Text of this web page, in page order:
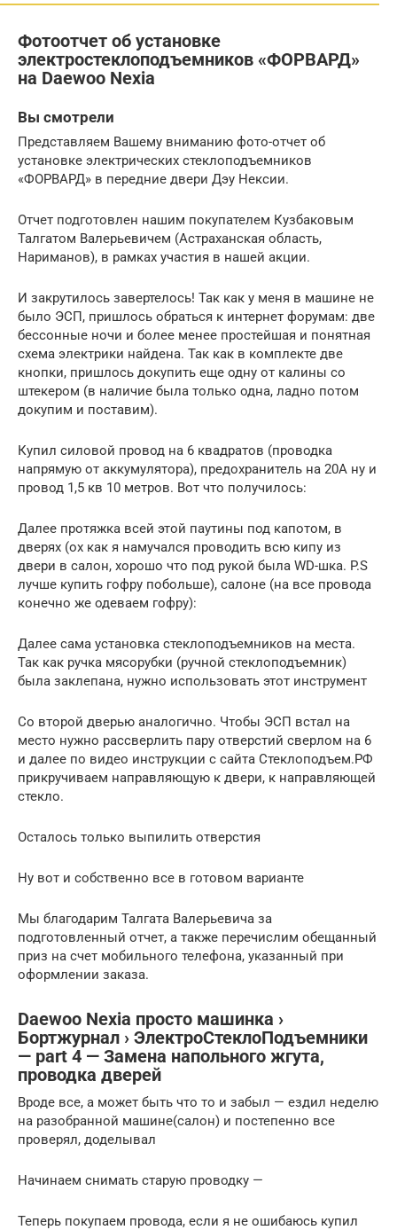
Фотоотчет об установке
электростеклоподъемников «ФОРВАРД»
на Daewoo Nexia
Вы смотрели
Представляем Вашему вниманию фото-отчет об
установке электрических стеклоподъемников
«ФОРВАРД» в передние двери Дэу Нексии.
Отчет подготовлен нашим покупателем Кузбаковым
Талгатом Валерьевичем (Астраханская область,
Нариманов), в рамках участия в нашей акции.
И закрутилось завертелось! Так как у меня в машине не
было ЭСП, пришлось обраться к интернет форумам: две
бессонные ночи и более менее простейшая и понятная
схема электрики найдена. Так как в комплекте две
кнопки, пришлось докупить еще одну от калины со
штекером (в наличие была только одна, ладно потом
докупим и поставим).
Купил силовой провод на 6 квадратов (проводка
напрямую от аккумулятора), предохранитель на 20А ну и
провод 1,5 кв 10 метров. Вот что получилось:
Далее протяжка всей этой паутины под капотом, в
дверях (ох как я намучался проводить всю кипу из
двери в салон, хорошо что под рукой была WD-шка. P.S
лучше купить гофру побольше), салоне (на все провода
конечно же одеваем гофру):
Далее сама установка стеклоподъемников на места.
Так как ручка мясорубки (ручной стеклоподъемник)
была заклепана, нужно использовать этот инструмент
Со второй дверью аналогично. Чтобы ЭСП встал на
место нужно рассверлить пару отверстий сверлом на 6
и далее по видео инструкции с сайта Стеклоподъем.РФ
прикручиваем направляющую к двери, к направляющей
стекло.
Осталось только выпилить отверстия
Ну вот и собственно все в готовом варианте
Мы благодарим Талгата Валерьевича за
подготовленный отчет, а также перечислим обещанный
приз на счет мобильного телефона, указанный при
оформлении заказа.
Daewoo Nexia просто машинка ›
Бортжурнал › ЭлектроСтеклоПодъемники
— part 4 — Замена напольного жгута,
проводка дверей
Вроде все, а может быть что то и забыл — ездил неделю
на разобранной машине(салон) и постепенно все
проверял, доделывал
Начинаем снимать старую проводку —
Теперь покупаем провода, если я не ошибаюсь купил